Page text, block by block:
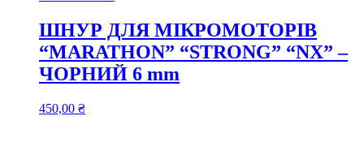
ШНУР ДЛЯ МІКРОМОТОРІВ
“MARATHON” “STRONG” “NX” –
ЧОРНИЙ 6 mm
450,00 ₴